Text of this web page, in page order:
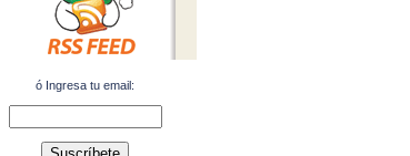
ó Ingresa tu email: